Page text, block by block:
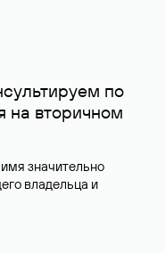
по
на вторичном
значительно
владельца и